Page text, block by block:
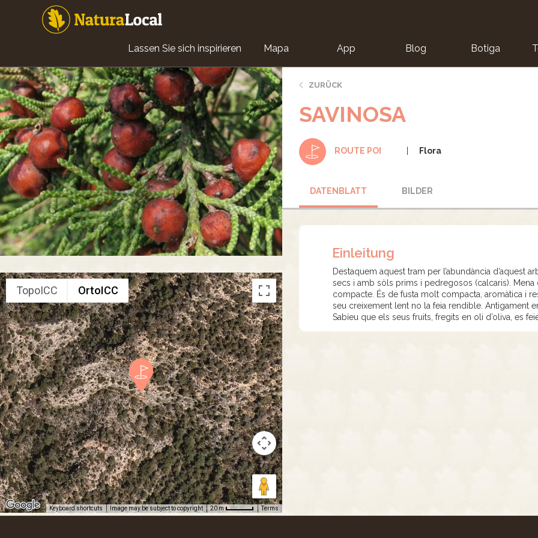
Main
navigation
Lassen Sie sich inspirieren Mapa App Blog Botiga
TopoICC OrtoICC
Keyboard shortcuts Image may be subject to copyright 20 m Terms
ZURÜCK
SAVINOSA
ROUTE POI Flora
DATENBLATT BILDER
Einleitung
Destaquem aquest tram per l’abundància d’aquest
secs i amb sòls prims i pedregosos (calcaris).
compacte. És de fusta molt compacta, aromàtica i
seu creixement lent no la feia rendible. Antigament
Sabíeu que els seus fruits, fregits en oli d’oliva, es